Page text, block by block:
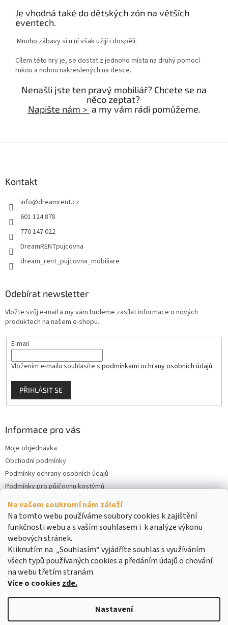
Na vašem soukromí nám záleží
Na tomto webu používáme soubory cookies k zajištění
funkčnosti webu a s vaším souhlasem i k analýze výkonu
webových stránek.
Kliknutím na „Souhlasím“ vyjádříte souhlas s využíváním
všech typů používaných cookies a předáním údajů o chování
na webu třetím stranám.
Více o cookies zde.
Nastavení
Je vhodná také do dětských zón na větších
eventech.
Mnoho zábavy si u ní však užijí i dospělí.
Cílem této hry je, se dostat z jednoho místa na druhý pomocí
rukou a nohou nakreslených na desce.
Nenašli jste ten pravý mobiliář? Chcete se na
něco zeptat?
Napište nám > a my vám rádi pomůžeme.
Kontakt
info@dreamrent.cz
601 124 878
770 147 022
DreamRENTpujcovna
dream_rent_pujcovna_mobiliare
Odebírat newsletter
Vložte svůj e-mail a my vám budeme zasílat informace o nových
produktech na našem e-shopu.
E-mail
Vložením e-mailu souhlasíte s podmínkami ochrany osobních údajů
PŘIHLÁSIT SE
Informace pro vás
Moje objednávka
Obchodní podmínky
Podmínky ochrany osobních údajů
Podmínky pro půjčovnu kostýmů
Kontakty
Cookies